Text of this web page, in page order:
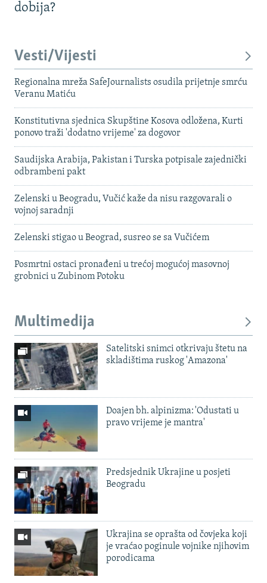
dobija?
Vesti/Vijesti
Regionalna mreža SafeJournalists osudila prijetnje smrću
Veranu Matiću
Konstitutivna sjednica Skupštine Kosova odložena, Kurti
ponovo traži 'dodatno vrijeme' za dogovor
Saudijska Arabija, Pakistan i Turska potpisale zajednički
odbrambeni pakt
Zelenski u Beogradu, Vučić kaže da nisu razgovarali o
vojnoj saradnji
Zelenski stigao u Beograd, susreo se sa Vučićem
Posmrtni ostaci pronađeni u trećoj mogućoj masovnoj
grobnici u Zubinom Potoku
Multimedija
Satelitski snimci otkrivaju štetu na
skladištima ruskog 'Amazona'
Doajen bh. alpinizma: 'Odustati u
pravo vrijeme je mantra'
Predsjednik Ukrajine u posjeti
Beogradu
Ukrajina se oprašta od čovjeka koji
je vraćao poginule vojnike njihovim
porodicama